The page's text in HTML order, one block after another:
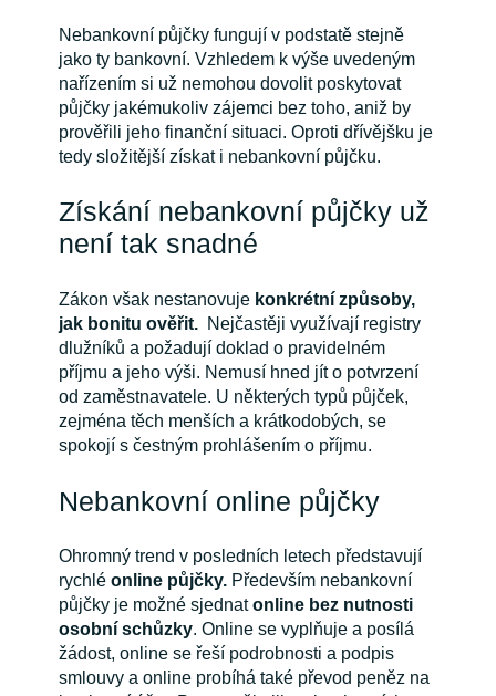
Nebankovní půjčky fungují v podstatě stejně
jako ty bankovní. Vzhledem k výše uvedeným
nařízením si už nemohou dovolit poskytovat
půjčky jakémukoliv zájemci bez toho, aniž by
prověřili jeho finanční situaci. Oproti dřívějšku je
tedy složitější získat i nebankovní půjčku.
Získání nebankovní půjčky už
není tak snadné
Zákon však nestanovuje konkrétní způsoby,
jak bonitu ověřit.Nejčastěji využívají registry
dlužníků a požadují doklad o pravidelném
příjmu a jeho výši. Nemusí hned jít o potvrzení
od zaměstnavatele. U některých typů půjček,
zejména těch menších a krátkodobých, se
spokojí s čestným prohlášením o příjmu.
Nebankovní online půjčky
Ohromný trend v posledních letech představují
rychlé online půjčky. Především nebankovní
půjčky je možné sjednatonline bez nutnosti
osobní schůzky. Online se vyplňuje a posílá
žádost, online se řeší podrobnosti a podpis
smlouvy a online probíhá také převod peněz na